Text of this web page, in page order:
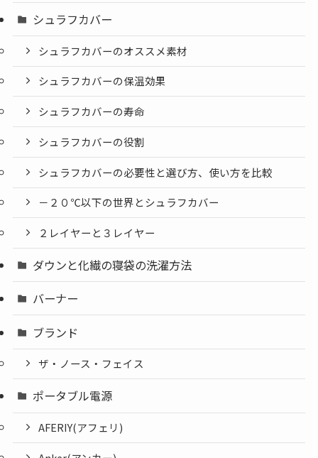
シュラフカバー
シュラフカバーのオススメ素材
シュラフカバーの保温効果
シュラフカバーの寿命
シュラフカバーの役割
シュラフカバーの必要性と選び方、使い方を比較
－２０℃以下の世界とシュラフカバー
２レイヤーと３レイヤー
ダウンと化繊の寝袋の洗濯方法
バーナー
ブランド
ザ・ノース・フェイス
ポータブル電源
AFERIY(アフェリ)